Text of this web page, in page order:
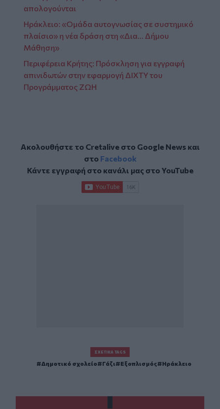
απολογούνται
Ηράκλειο: «Ομάδα αυτογνωσίας σε συστημικό
πλαίσιο» η νέα δράση στη «Δια… Δήμου
Μάθηση»
Περιφέρεια Κρήτης: Πρόσκληση για εγγραφή
απινιδωτών στην εφαρμογή ΔΙΧΤΥ του
Προγράμματος ΖΩΗ
Ακολουθήστε το Cretalive στο Google Newsκαι
στο Facebook
Κάντε εγγραφή στο κανάλι μας στοYouTube
ΣΧΕΤΙΚΆ TAGS
Δημοτικό σχολείο Γάζι Εξοπλισμός Ηράκλειο